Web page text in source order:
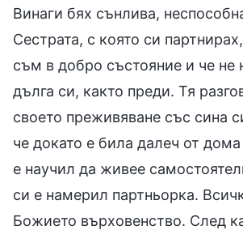
Винаги бях сънлива,
Сестрата, с която си
съм в добро състояние и че не
дълга си, както преди. Тя
своето преживяване със сина
че докато е била далеч от
е научил да живее
си е намерил партньорка.
Божието върховенство. След